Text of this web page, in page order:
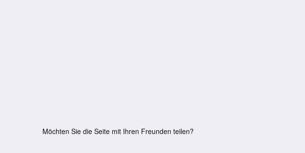
Möchten Sie die Seite mit Ihren Freunden teilen?